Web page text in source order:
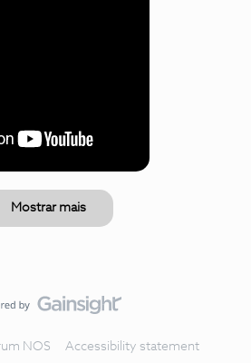
Mostrar mais
NOS Accessibility statement